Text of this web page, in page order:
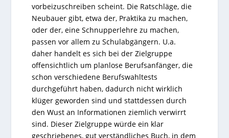
vorbeizuschreiben scheint. Die Ratschläge, die
Neubauer gibt, etwa der, Praktika zu machen,
oder der, eine Schnupperlehre zu machen,
passen vor allem zu Schulabgängern. U.a.
daher handelt es sich bei der Zielgruppe
offensichtlich um planlose Berufsanfänger, die
schon verschiedene Berufswahltests
durchgeführt haben, dadurch nicht wirklich
klüger geworden sind und stattdessen durch
den Wust an Informationen ziemlich verwirrt
sind. Dieser Zielgruppe würde ein klar
geschriebenes, gut verständliches Buch, in dem